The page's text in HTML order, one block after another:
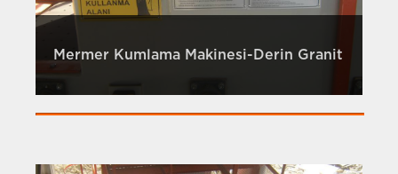
Mermer Kumlama Makinesi-Derin Granit